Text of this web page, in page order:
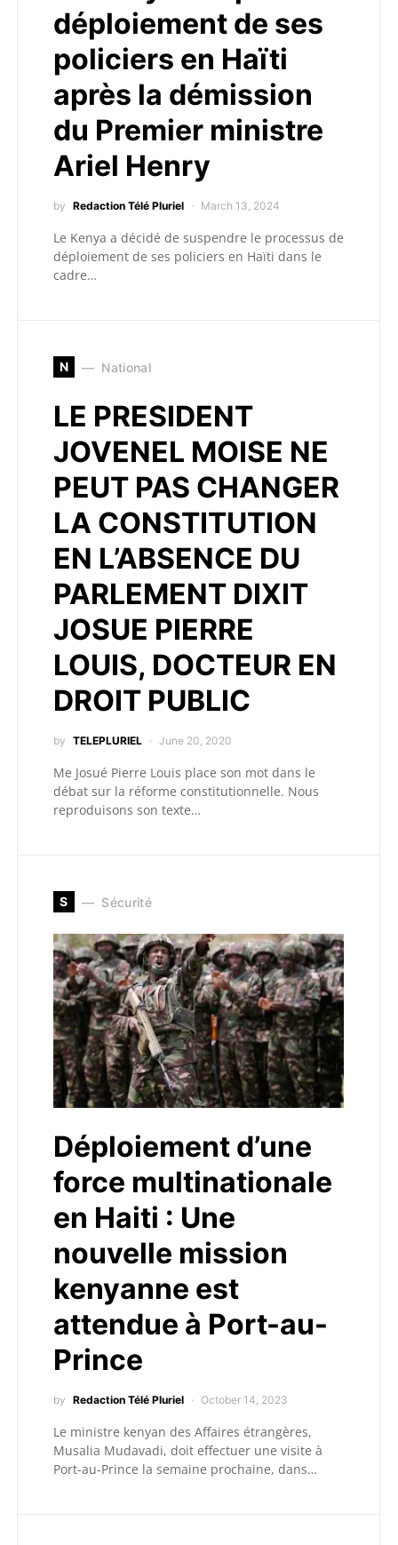
déploiement de ses
policiers en Haïti
après la démission
du Premier ministre
Ariel Henry
by Redaction Télé Pluriel March 13, 2024
Le Kenya a décidé de suspendre le processus de
déploiement de ses policiers en Haïti dans le
cadre…
N National
LE PRESIDENT
JOVENEL MOISE NE
PEUT PAS CHANGER
LA CONSTITUTION
EN L’ABSENCE DU
PARLEMENT DIXIT
JOSUE PIERRE
LOUIS, DOCTEUR EN
DROIT PUBLIC
by TELEPLURIEL June 20, 2020
Me Josué Pierre Louis place son mot dans le
débat sur la réforme constitutionnelle. Nous
reproduisons son texte…
S Sécurité
Déploiement d’une
force multinationale
en Haiti : Une
nouvelle mission
kenyanne est
attendue à Port-au-
Prince
by Redaction Télé Pluriel October 14, 2023
Le ministre kenyan des Affaires étrangères,
Musalia Mudavadi, doit effectuer une visite à
Port-au-Prince la semaine prochaine, dans…